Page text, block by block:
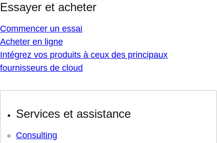
Essayer et acheter
Commencer un essai
Acheter en ligne
Intégrez vos produits à ceux des principaux
fournisseurs de cloud
Services et assistance
Consulting